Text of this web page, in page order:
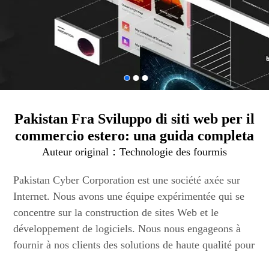
Pakistan Fra Sviluppo di siti web per il
commercio estero: una guida completa
Auteur original： Technologie des fourmis
Pakistan Cyber Corporation est une société axée sur
Internet. Nous avons une équipe expérimentée qui se
concentre sur la construction de sites Web et le
développement de logiciels. Nous nous engageons à
fournir à nos clients des solutions de haute qualité pour